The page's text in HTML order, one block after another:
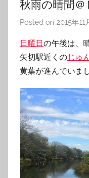
秋雨の晴間
Posted on 2015年11
日曜日の午後は、
矢切駅近くのじゅ
黄葉が進んでいまし